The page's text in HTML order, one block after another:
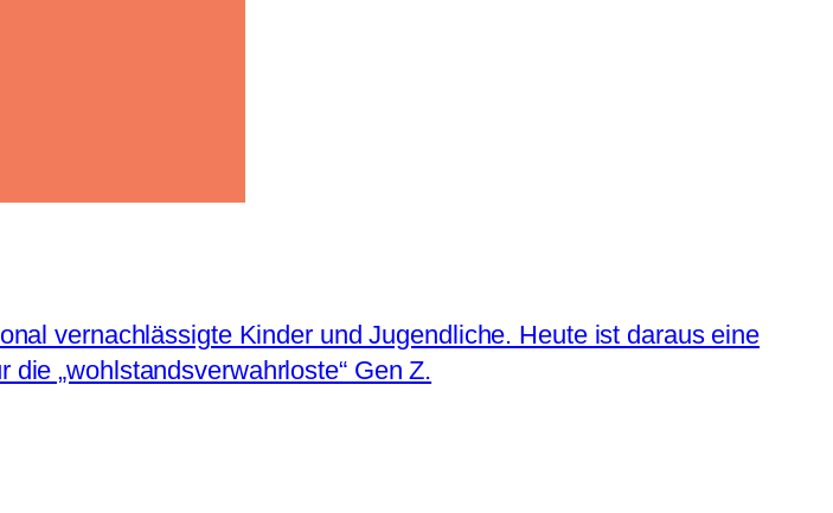
vernachlässigte Kinder und Jugendliche. Heute ist daraus eine
„wohlstandsverwahrloste“ Gen Z.